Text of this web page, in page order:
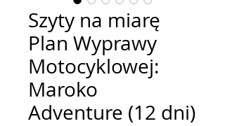
Szyty na miarę
Plan Wyprawy
Motocyklowej:
Maroko
Adventure (12 dni)